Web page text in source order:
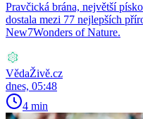
Pravčická brána, největší
dostala mezi 77 nejlepších
New7Wonders of Nature.
VědaŽivě.cz
dnes, 05:48
4 min